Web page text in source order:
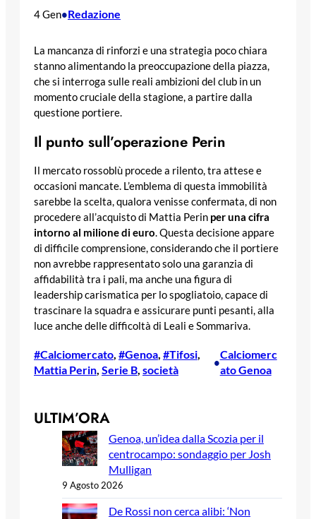
4 Gen•Redazione
La mancanza di rinforzi e una strategia poco chiara
stanno alimentando la preoccupazione della piazza,
che si interroga sulle reali ambizioni del club in un
momento cruciale della stagione, a partire dalla
questione portiere.
Il punto sull’operazione Perin
Il mercato rossoblù procede a rilento, tra attese e
occasioni mancate. L’emblema di questa immobilità
sarebbe la scelta, qualora venisse confermata, di non
procedere all’acquisto di Mattia Perin per una cifra
intorno al milione di euro. Questa decisione appare
di difficile comprensione, considerando che il portiere
non avrebbe rappresentato solo una garanzia di
affidabilità tra i pali, ma anche una figura di
leadership carismatica per lo spogliatoio, capace di
trascinare la squadra e assicurare punti pesanti, alla
luce anche delle difficoltà di Leali e Sommariva.
#Calciomercato, #Genoa, #Tifosi
Mattia Perin, Serie B, società
•
Calciomerc
ato Genoa
ULTIM’ORA
Genoa, un’idea dalla Scozia per il
centrocampo: sondaggio per Josh
Mulligan
9 Agosto 2026
De Rossi non cerca alibi: ‘Non